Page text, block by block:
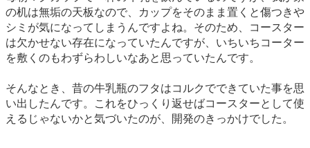
の机は無垢の天板なので、カップをそのまま置くと傷つきや
シミが気になってしまうんですよね。そのため、コースター
は欠かせない存在になっていたんですが、いちいちコーター
を敷くのもわずらわしいなあと思っていたんです。
そんなとき、昔の牛乳瓶のフタはコルクでできていた事を思
い出したんです。これをひっくり返せばコースターとして使
えるじゃないかと気づいたのが、開発のきっかけでした。